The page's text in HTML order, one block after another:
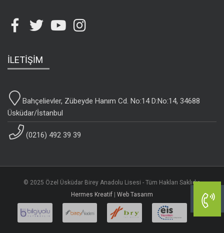
İLETİŞİM
Bahçelievler, Zübeyde Hanım Cd. No:14 D:No:14, 34688
Üsküdar/İstanbul
(0216) 492 39 39
© 2025 Özel Üsküdar Birey Anadolu Lisesi - Tüm Hakları Saklıdır.
Hermes Kreatif | Web Tasarım